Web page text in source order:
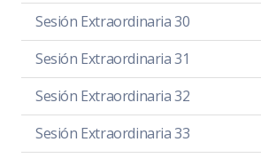
Sesión Extraordinaria 30
Sesión Extraordinaria 31
Sesión Extraordinaria 32
Sesión Extraordinaria 33